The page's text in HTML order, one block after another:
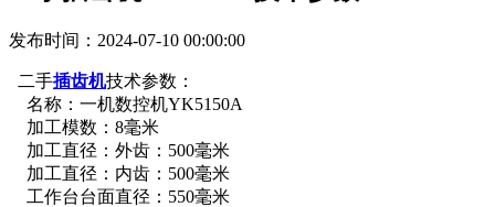
发布时间：2024-07-10 00:00:00
二手插齿机技术参数：
名称：一机数控机YK5150A
加工模数：8毫米
加工直径：外齿：500毫米
加工直径：内齿：500毫米
工作台台面直径：550毫米